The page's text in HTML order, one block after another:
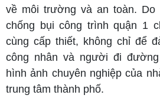
về môi trường và an toàn.
chống bụi công trình quận 1
cùng cấp thiết, không chỉ để
công nhân và người đi
hình ảnh chuyên nghiệp của
trung tâm thành phố.